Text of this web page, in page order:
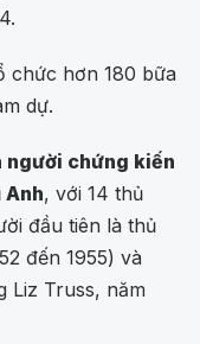
chức hơn 180 bữa
dự.
người chứng kiến
Anh, với 14 thủ
đầu tiên là thủ
đến 1955) và
Liz Truss, năm